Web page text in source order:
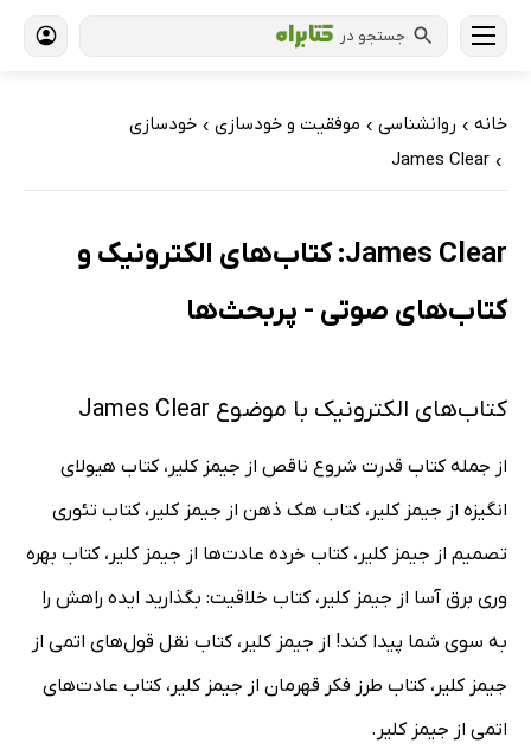
جستجو در
خانه › روانشناسی › موفقیت و خودسازی › خودسازی
›
James Clear
James Clear: کتاب‌های الکترونیک و
کتاب‌های صوتی - پربحث‌ها
کتاب‌های الکترونیک با موضوع James Clear
از جمله کتاب قدرت شروع ناقص از جیمز کلیر، کتاب هیولای
انگیزه از جیمز کلیر، کتاب هک ذهن از جیمز کلیر، کتاب تئوری
تصمیم از جیمز کلیر، کتاب خرده عادت‌ها از جیمز کلیر، کتاب بهره
وری برق آسا از جیمز کلیر، کتاب خلاقیت: بگذارید ایده راهش را
به سوی شما پیدا کند! از جیمز کلیر، کتاب نقل قول‌های اتمی از
جیمز کلیر، کتاب طرز فکر قهرمان از جیمز کلیر، کتاب عادت‌های
اتمی از جیمز کلیر.